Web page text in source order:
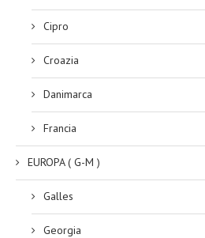
Cipro
Croazia
Danimarca
Francia
EUROPA ( G-M )
Galles
Georgia